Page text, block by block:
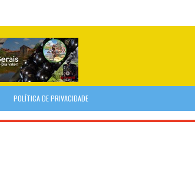
POLÍTICA DE PRIVACIDADE